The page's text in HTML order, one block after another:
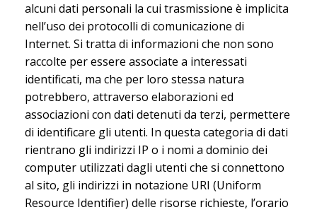
alcuni dati personali la cui trasmissione è implicita
nell’uso dei protocolli di comunicazione di
Internet. Si tratta di informazioni che non sono
raccolte per essere associate a interessati
identificati, ma che per loro stessa natura
potrebbero, attraverso elaborazioni ed
associazioni con dati detenuti da terzi, permettere
di identificare gli utenti. In questa categoria di dati
rientrano gli indirizzi IP o i nomi a dominio dei
computer utilizzati dagli utenti che si connettono
al sito, gli indirizzi in notazione URI (Uniform
Resource Identifier) delle risorse richieste, l’orario